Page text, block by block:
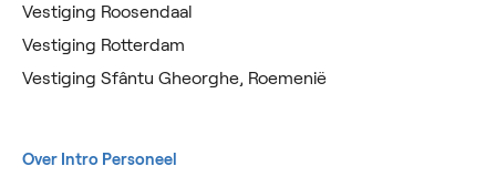
Vestiging Roosendaal
Vestiging Rotterdam
Vestiging Sfântu Gheorghe, Roemenië
Over Intro Personeel